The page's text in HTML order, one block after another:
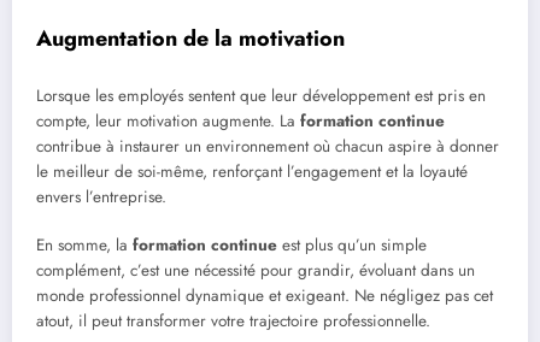
Augmentation de la motivation
Lorsque les employés sentent que leur développement est pris en
compte, leur motivation augmente. La formation continue
contribue à instaurer un environnement où chacun aspire à donner
le meilleur de soi-même, renforçant l’engagement et la loyauté
envers l’entreprise.
En somme, la formation continue est plus qu’un simple
complément, c’est une nécessité pour grandir, évoluant dans un
monde professionnel dynamique et exigeant. Ne négligez pas cet
atout, il peut transformer votre trajectoire professionnelle.